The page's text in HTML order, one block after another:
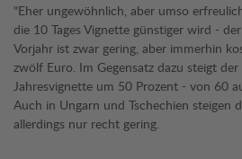
"Eher ungewöhnlich, aber umso
die 10 Tages Vignette günstiger wird -
Vorjahr ist zwar gering, aber immerhin
zwölf Euro. Im Gegensatz dazu steigt
Jahresvignette um 50 Prozent - von 60
Auch in Ungarn und Tschechien steigen
allerdings nur recht gering.